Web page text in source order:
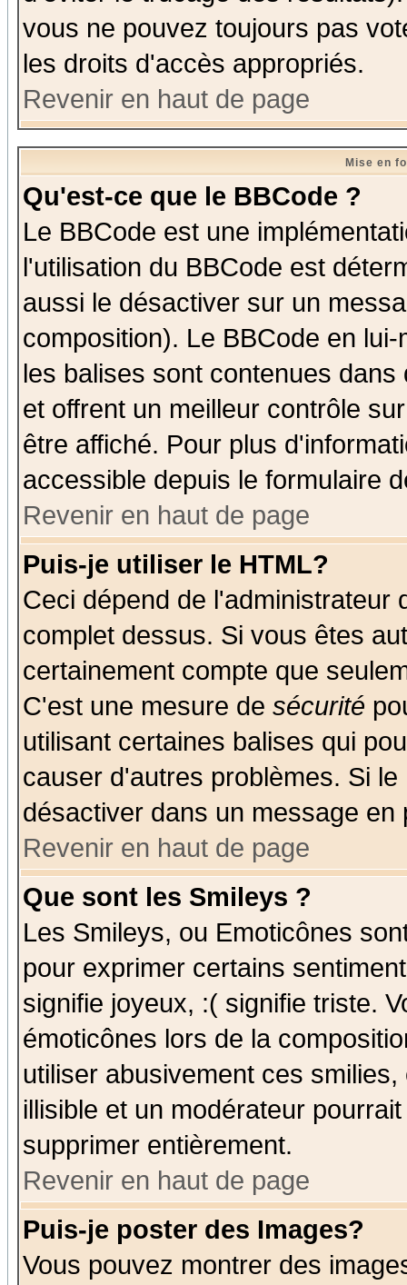
vous ne pouvez toujours pas
les droits d'accès appropriés.
Revenir en haut de page
Mise en
Qu'est-ce que le BBCode ?
Le BBCode est une
l'utilisation du BBCode est
aussi le désactiver sur un
composition). Le BBCode en
les balises sont contenues
et offrent un meilleur contrôle
être affiché. Pour plus
accessible depuis le formulaire
Revenir en haut de page
Puis-je utiliser le HTML?
Ceci dépend de l'administrateur
complet dessus. Si vous êtes
certainement compte que
C'est une mesure de sécurité
utilisant certaines balises qui
causer d'autres problèmes. Si
désactiver dans un message
Revenir en haut de page
Que sont les Smileys ?
Les Smileys, ou Emoticônes
pour exprimer certains
signifie joyeux, :( signifie triste.
émoticônes lors de la
utiliser abusivement ces
illisible et un modérateur
supprimer entièrement.
Revenir en haut de page
Puis-je poster des Images?
Vous pouvez montrer des